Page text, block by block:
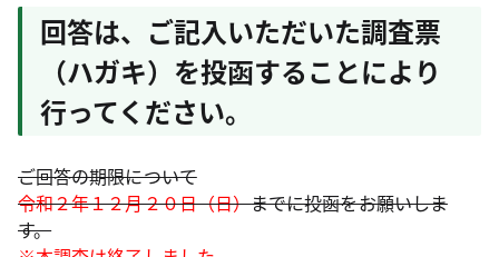
回答は、ご記入いただいた調査票
（ハガキ）を投函することにより
行ってください。
ご回答の期限について
令和２年１２月２０日（日）までに投函をお願いしま
す。